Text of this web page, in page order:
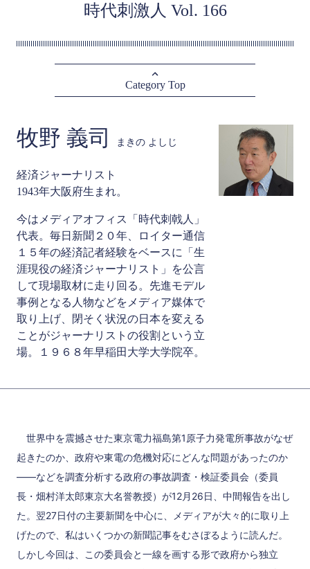
時代刺激人 Vol. 166
Category Top
牧野 義司 まきの よしじ
経済ジャーナリスト
1943年大阪府生まれ。
今はメディアオフィス「時代刺戟人」
代表。毎日新聞２０年、ロイター通信
１５年の経済記者経験をベースに「生
涯現役の経済ジャーナリスト」を公言
して現場取材に走り回る。先進モデル
事例となる人物などをメディア媒体で
取り上げ、閉そく状況の日本を変える
ことがジャーナリストの役割という立
場。１９６８年早稲田大学大学院卒。
世界中を震撼させた東京電力福島第1原子力発電所事故がなぜ
起きたのか、政府や東電の危機対応にどんな問題があったのか
――などを調査分析する政府の事故調査・検証委員会（委員
長・畑村洋太郎東京大名誉教授）が12月26日、中間報告を出し
た。翌27日付の主要新聞を中心に、メディアが大々的に取り上
げたので、私はいくつかの新聞記事をむさぼるように読んだ。
しかし今回は、この委員会と一線を画する形で政府から独立